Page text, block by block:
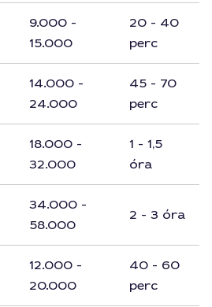
9.000 -
15.000
20 - 40
perc
14.000 -
24.000
45 - 70
perc
18.000 -
32.000
1 - 1,5
óra
34.000 -
58.000
2 - 3 óra
12.000 -
20.000
40 - 60
perc